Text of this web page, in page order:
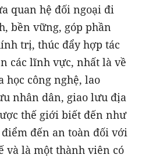
quan hệ đối ngoại đi
bền vững, góp phần
trị, thúc đẩy hợp tác
các lĩnh vực, nhất là về
học công nghệ, lao
nhân dân, giao lưu địa
thế giới biết đến như
đến an toàn đối với
và là một thành viên có